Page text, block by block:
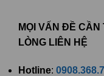
MỌI VẤN ĐỀ CẦN
LÒNG LIÊN HỆ
Hotline: